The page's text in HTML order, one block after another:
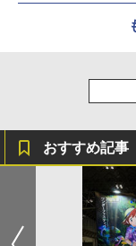
おすすめ記事